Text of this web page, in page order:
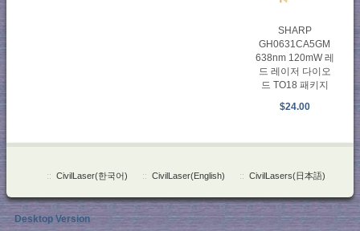
SHARP
GH0631CA5GM
638nm 120mW 레
드 레이저 다이오
드 TO18 패키지
$24.00
:: CivilLaser(한국어) :: CivilLaser(English) :: CivilLasers(日本語)
Desktop Version